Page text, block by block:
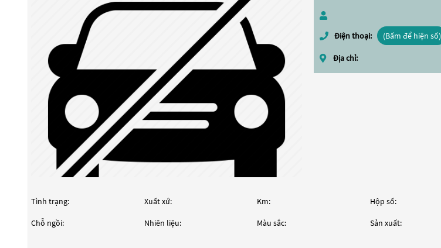
Điện thoại: (Bấm để hiện số)
Địa chỉ:
Tình trạng: Xuất xứ: Km: Hộp số:
Chỗ ngồi: Nhiên liệu: Màu sắc: Sản xuất: